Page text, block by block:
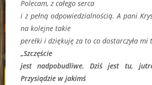
Polecam, z całego serca
i z pełną odpowiedzialnością. A pani
na kolejne takie
perełki i dziękuję za to co dostarczyła
„Szczęście
jest nadpobudliwe. Dziś jest tu,
Przysiądzie w jakimś